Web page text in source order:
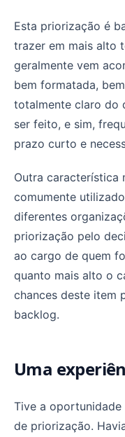
Esta priorização é
trazer em mais alto
geralmente vem
bem formatada,
totalmente claro do
ser feito, e sim,
prazo curto e
Outra característica
comumente
diferentes
priorização pelo
ao cargo de quem
quanto mais alto o
chances deste item
backlog.
Uma
Tive a
de priorização.